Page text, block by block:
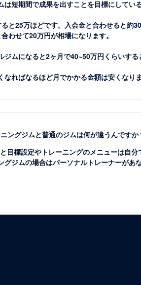
は短期間で成果を出すことを目標にしてい
と25万ほどです。入会金と合わせると約
わせて20万円が相場になります。
ジムになると2ヶ月で40~50万円くらいする
ればなるほど月でかかる金額は安くなりま
ングジムと普通のジムは何が違うんですか
目標設定やトレーニングのメニューは自分
グジムの場合はパーソナルトレーナーが